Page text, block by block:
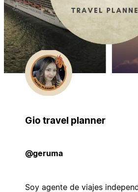
Gio travel planner
@geruma
Soy agente de viajes